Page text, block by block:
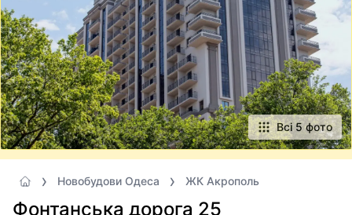
Всі 5 фото
Новобудови Одеса ЖК Акрополь
Фонтанська дорога 25